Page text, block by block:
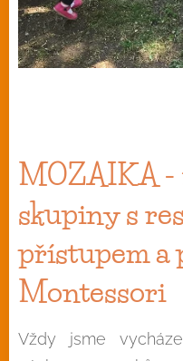
MOZAIKA -
skupiny s
přístupem a
Montessori
Vždy jsme